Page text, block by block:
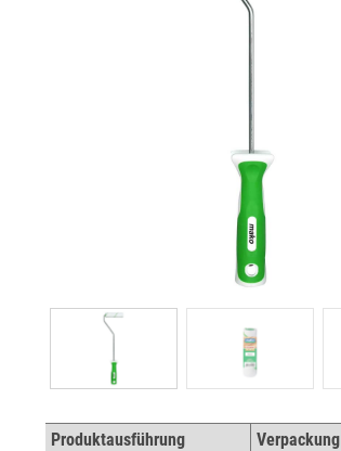
Produktausführung Verpackung